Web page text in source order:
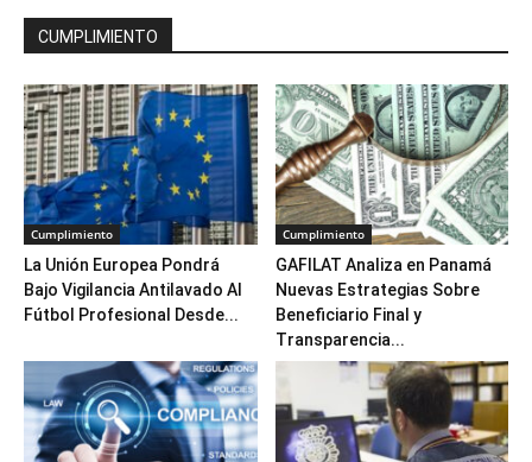
CUMPLIMIENTO
Cumplimiento
La Unión Europea Pondrá
Bajo Vigilancia Antilavado Al
Fútbol Profesional Desde...
Cumplimiento
GAFILAT Analiza en Panamá
Nuevas Estrategias Sobre
Beneficiario Final y
Transparencia...